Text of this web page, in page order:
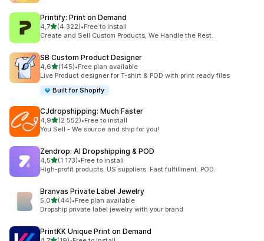
Printify: Print on Demand
4,7av 5 stjerner
(4 322)
Totalt 4322 omtaler
•Free to install
Create and Sell Custom Products, We Handle the Rest.
SB Custom Product Designer
4,6av 5 stjerner
(145)
Totalt 145 omtaler
•Free plan available
Live Product designer for T-shirt & POD with print ready files
Built for Shopify
CJdropshipping: Much Faster
4,9av 5 stjerner
(2 552)
Totalt 2552 omtaler
•Free to install
You Sell - We source and ship for you!
Zendrop: AI Dropshipping & POD
4,5av 5 stjerner
(1 173)
Totalt 1173 omtaler
•Free to install
High-profit products. US suppliers. Fast fulfillment. POD.
Branvas Private Label Jewelry
5,0av 5 stjerner
(44)
Totalt 44 omtaler
•Free plan available
Dropship private label jewelry with your brand
PrintKK Unique Print on Demand